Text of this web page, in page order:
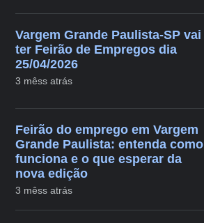
Vargem Grande Paulista-SP vai
ter Feirão de Empregos dia
25/04/2026
3 mêss atrás
Feirão do emprego em Vargem
Grande Paulista: entenda como
funciona e o que esperar da
nova edição
3 mêss atrás